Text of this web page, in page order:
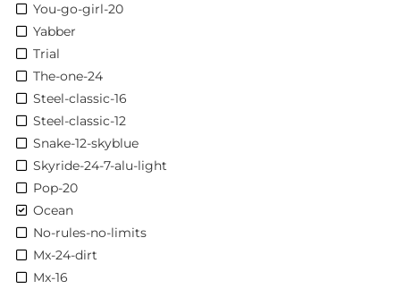
You-go-girl-20
Yabber
Trial
The-one-24
Steel-classic-16
Steel-classic-12
Snake-12-skyblue
Skyride-24-7-alu-light
Pop-20
Ocean
No-rules-no-limits
Mx-24-dirt
Mx-16